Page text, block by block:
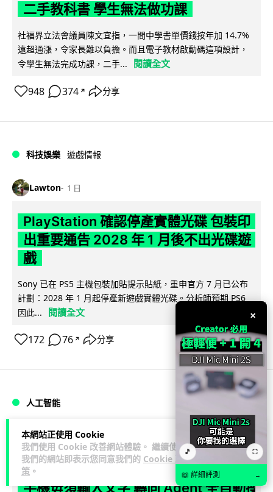
本網站正使用 Cookie
我們使用 Cookie 改善網站體驗。 繼續使用
我們的網站即表示您同意我們的 Cookie 政
策 。
二手教科書 學生無法做功課
社福界立法會議員陳文宜指，一間中學書單價錢按年加 14.7%
遠超通漲，令家長難以負擔。而且電子教材啟動碼這項設計，
令學生無法完成功課，二手...
閱讀全文
948 374 ↗ 分享
科技娛樂 遊戲情報
Lawton 1 日
PlayStation 確認停產實體光碟 包裝印
出重要通告 2028 年 1 月後不出光碟遊
戲
Sony 已在 PS5 主機包裝加貼提示貼紙，重申官方 7 月已公布
計劃：2028 年 1 月起停產新遊戲實體光碟。分析師預期 PS6
因此...
閱讀全文
172 76 ↗ 分享
人工智能
Vin 1 日
Samsung 展示 Galaxy AI 新方向 未來
手機毋須輸入文字 轉向 Agent 全自動操
×
🎵 ⛶
📖 詳細評測 →